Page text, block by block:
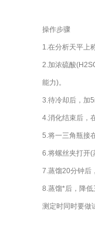
操作步骤
1.在分析天平上
2.加浓硫酸
能力)。
3.待冷却后，加
4.消化结束后，
5.将一三角瓶接
6.将螺丝夹打开(
7.蒸馏20分钟后
8.蒸馏*后，降
测定时同时要做